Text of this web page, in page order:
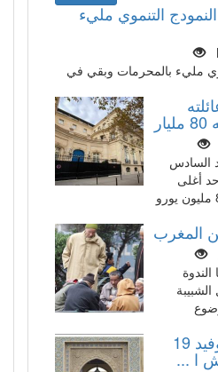
التنموي مليء
مليء بالمحرمات وبقي في
السادس
أغلى
الاحياء الباريسية بمبلغ 80 مليون يورو
المغرب
بلومبيرغ : بسبب كوفيد 19
ا ...